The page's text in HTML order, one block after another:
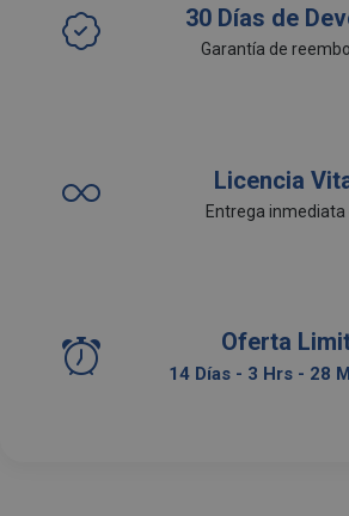
30 Días de
Garantía de
Licencia
Entrega inmediata
Oferta
14 Días - 3 Hrs - 28